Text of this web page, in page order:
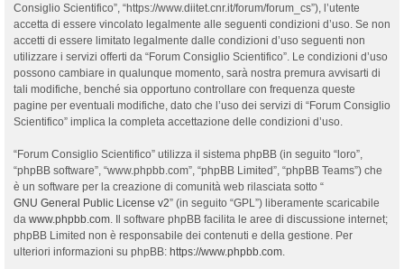
Consiglio Scientifico”, “https://www.diitet.cnr.it/forum/forum_cs”), l’utente
accetta di essere vincolato legalmente alle seguenti condizioni d’uso. Se non
accetti di essere limitato legalmente dalle condizioni d’uso seguenti non
utilizzare i servizi offerti da “Forum Consiglio Scientifico”. Le condizioni d’uso
possono cambiare in qualunque momento, sarà nostra premura avvisarti di
tali modifiche, benché sia opportuno controllare con frequenza queste
pagine per eventuali modifiche, dato che l’uso dei servizi di “Forum Consiglio
Scientifico” implica la completa accettazione delle condizioni d’uso.
“Forum Consiglio Scientifico” utilizza il sistema phpBB (in seguito “loro”,
“phpBB software”, “www.phpbb.com”, “phpBB Limited”, “phpBB Teams”) che
è un software per la creazione di comunità web rilasciata sotto “
GNU General Public License v2” (in seguito “GPL”) liberamente scaricabile
da www.phpbb.com. Il software phpBB facilita le aree di discussione internet;
phpBB Limited non è responsabile dei contenuti e della gestione. Per
ulteriori informazioni su phpBB: https://www.phpbb.com.